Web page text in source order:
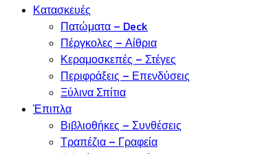
Κατασκευές
Πατώματα – Deck
Πέργκολες – Αίθρια
Κεραμοσκεπές – Στέγες
Περιφράξεις – Επενδύσεις
Ξύλινα Σπίτια
Έπιπλα
Βιβλιοθήκες – Συνθέσεις
Τραπέζια – Γραφεία